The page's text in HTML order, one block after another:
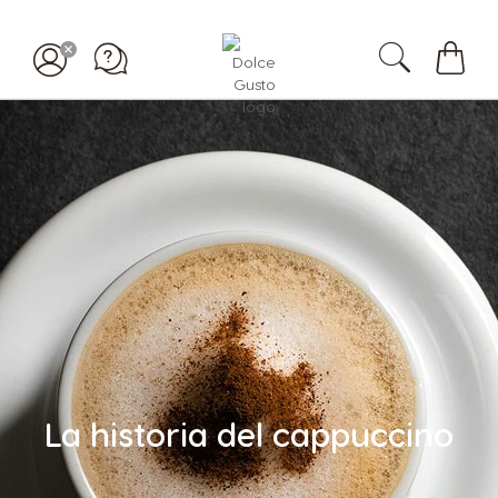
La historia del cappuccino